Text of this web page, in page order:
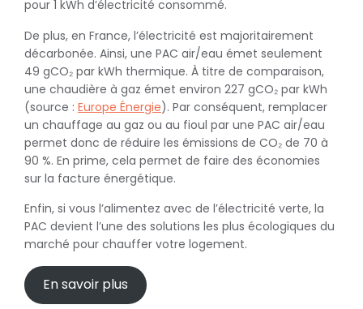
pour 1 kWh d’électricité consommé.
De plus, en France, l’électricité est majoritairement
décarbonée. Ainsi, une PAC air/eau émet seulement
49 gCO₂ par kWh thermique. À titre de comparaison,
une chaudière à gaz émet environ 227 gCO₂ par kWh
(source : Europe Énergie). Par conséquent, remplacer
un chauffage au gaz ou au fioul par une PAC air/eau
permet donc de réduire les émissions de CO₂ de 70 à
90 %. En prime, cela permet de faire des économies
sur la facture énergétique.
Enfin, si vous l’alimentez avec de l’électricité verte, la
PAC devient l’une des solutions les plus écologiques du
marché pour chauffer votre logement.
En savoir plus